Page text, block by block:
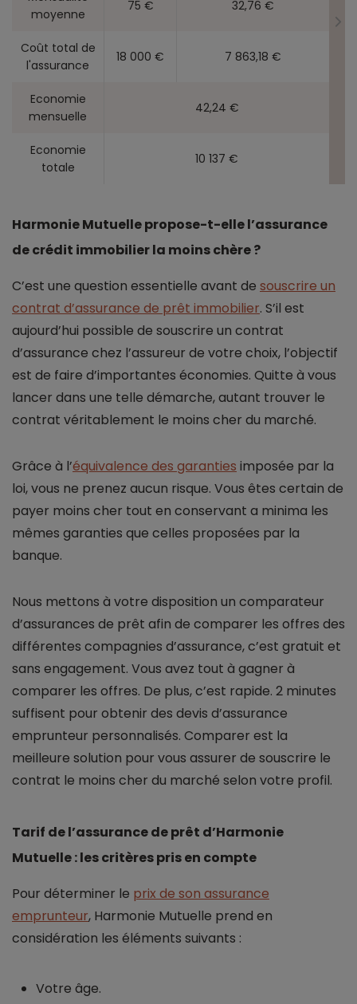
moyenne
75 € 32,76 €
Coût total de
l'assurance
18 000 € 7 863,18 €
Economie
mensuelle
42,24 €
Economie
totale
10 137 €
Harmonie Mutuelle propose-t-elle l’assurance
de crédit immobilier la moins chère ?
C’est une question essentielle avant de souscrire un
contrat d’assurance de prêt immobilier. S’il est
aujourd’hui possible de souscrire un contrat
d’assurance chez l’assureur de votre choix, l’objectif
est de faire d’importantes économies. Quitte à vous
lancer dans une telle démarche, autant trouver le
contrat véritablement le moins cher du marché.
Grâce à l’équivalence des garanties imposée par la
loi, vous ne prenez aucun risque. Vous êtes certain de
payer moins cher tout en conservant a minima les
mêmes garanties que celles proposées par la
banque.
Nous mettons à votre disposition un comparateur
d’assurances de prêt afin de comparer les offres des
différentes compagnies d’assurance, c’est gratuit et
sans engagement. Vous avez tout à gagner à
comparer les offres. De plus, c’est rapide. 2 minutes
suffisent pour obtenir des devis d’assurance
emprunteur personnalisés. Comparer est la
meilleure solution pour vous assurer de souscrire le
contrat le moins cher du marché selon votre profil.
Tarif de l’assurance de prêt d’Harmonie
Mutuelle : les critères pris en compte
Pour déterminer le prix de son assurance
emprunteur, Harmonie Mutuelle prend en
considération les éléments suivants :
Votre âge.